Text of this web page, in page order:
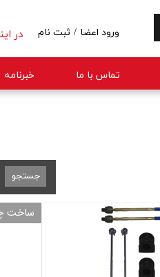
تماس با ما خبرنامه
در ورود اعضا / ثبت نام
تغییر گذر واژه
ساخت
جستجو